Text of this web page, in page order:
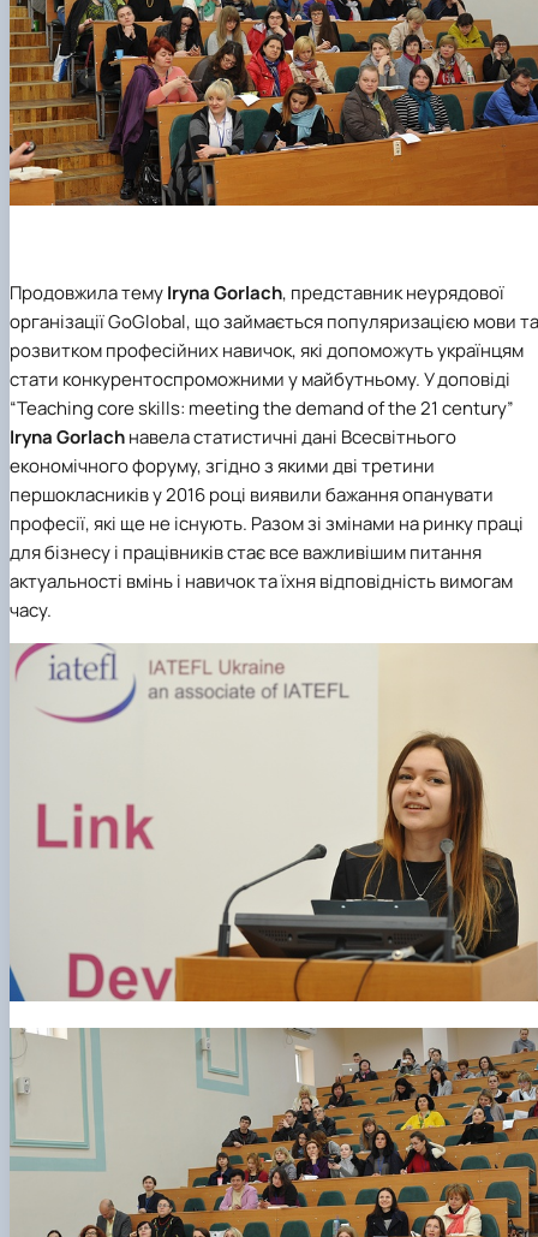
Продовжила темуIryna Gorlach, представник неурядової
організації GoGlobal, що займається популяризацією мови та
розвитком професійних навичок, які допоможуть українцям
стати конкурентоспроможними у майбутньому. У доповіді
“Teaching core skills: meeting the demand of the 21 century”
Iryna Gorlachнавела статистичні дані Всесвітнього
економічного форуму, згідно з якими дві третини
першокласників у 2016 році виявили бажання опанувати
професії, які ще не існують. Разом зі змінами на ринку праці
для бізнесу і працівників стає все важливішим питання
актуальності вмінь і навичок та їхня відповідність вимогам
часу.